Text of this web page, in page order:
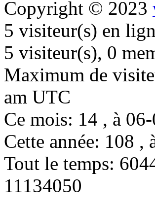
Copyright © 2023
5 visiteur(s) en
5 visiteur(s), 0
Maximum de
am UTC
Ce mois: 14 , à
Cette année: 108
Tout le temps:
11134050